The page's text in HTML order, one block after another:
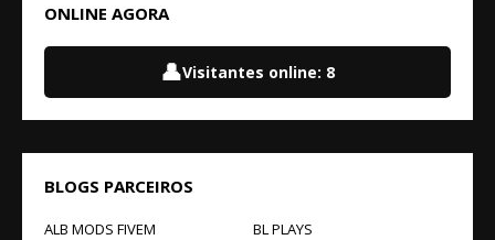
ONLINE AGORA
👤Visitantes online: 8
BLOGS PARCEIROS
ALB MODS FIVEM
BL PLAYS